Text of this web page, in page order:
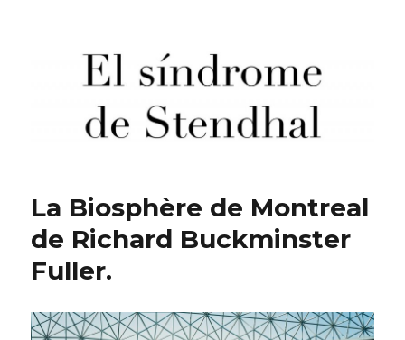
El síndrome de Stendhal
La Biosphère de Montreal
de Richard Buckminster
Fuller.